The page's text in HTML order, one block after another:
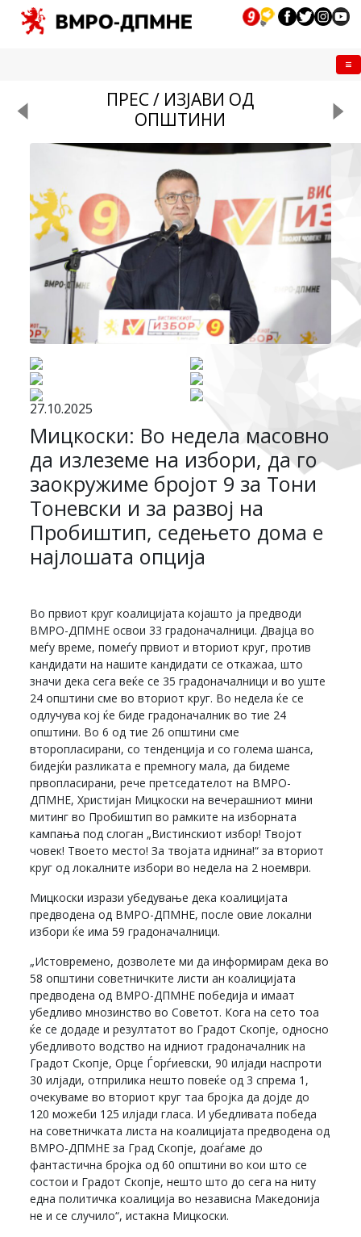
ПРЕС / ИЗЈАВИ ОД
ОПШТИНИ
27.10.2025
Мицкоски: Во недела масовно
да излеземе на избори, да го
заокружиме бројот 9 за Тони
Тоневски и за развој на
Пробиштип, седењето дома е
најлошата опција
Во првиот круг коалицијата којашто ја предводи
ВМРО-ДПМНЕ освои 33 градоначалници. Двајца во
меѓу време, помеѓу првиот и вториот круг, против
кандидати на нашите кандидати се откажаа, што
значи дека сега веќе се 35 градоначалници и во уште
24 општини сме во вториот круг. Во недела ќе се
одлучува кој ќе биде градоначалник во тие 24
општини. Во 6 од тие 26 општини сме
второпласирани, со тенденција и со голема шанса,
бидејќи разликата е премногу мала, да бидеме
првопласирани, рече претседателот на ВМРО-
ДПМНЕ, Христијан Мицкоски на вечерашниот мини
митинг во Пробиштип во рамките на изборната
кампања под слоган „Вистинскиот избор! Твојот
човек! Твоето место! За твојата иднина!“ за вториот
круг од локалните избори во недела на 2 ноември.
Мицкоски изрази убедување дека коалицијата
предводена од ВМРО-ДПМНЕ, после овие локални
избори ќе има 59 градоначалници.
„Истовремено, дозволете ми да информирам дека во
58 општини советничките листи ан коалицијата
предводена од ВМРО-ДПМНЕ победија и имаат
убедливо мнозинство во Советот. Кога на сето тоа
ќе се додаде и резултатот во Градот Скопје, односно
убедливото водство на идниот градоначалник на
Градот Скопје, Орце Ѓорѓиевски, 90 илјади наспроти
30 илјади, отприлика нешто повеќе од 3 спрема 1,
очекуваме во вториот круг таа бројка да дојде до
120 можеби 125 илјади гласа. И убедливата победа
на советничката листа на коалицијата предводена од
ВМРО-ДПМНЕ за Град Скопје, доаѓаме до
фантастична бројка од 60 општини во кои што се
состои и Градот Скопје, нешто што до сега на ниту
една политичка коалиција во независна Македонија
не и се случило“, истакна Мицкоски.